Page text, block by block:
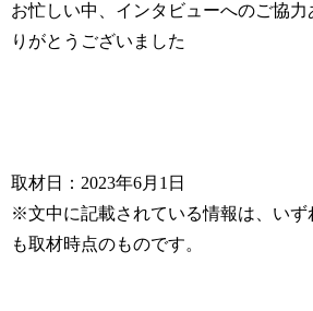
お忙しい中、インタビューへのご協力
りがとうございました
取材日：2023年6月1日
※文中に記載されている情報は、いず
も取材時点のものです。